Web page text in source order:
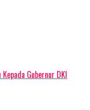
Gubernur DKI